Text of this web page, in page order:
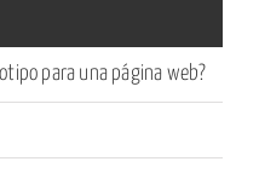
para una página web?